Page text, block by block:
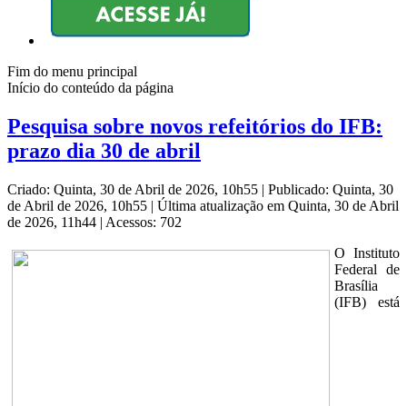
Fim do menu principal
Início do conteúdo da página
Pesquisa sobre novos refeitórios do IFB:
prazo dia 30 de abril
Criado: Quinta, 30 de Abril de 2026, 10h55 | Publicado: Quinta, 30
de Abril de 2026, 10h55 | Última atualização em Quinta, 30 de Abril
de 2026, 11h44 | Acessos: 702
O Instituto
Federal de
Brasília
(IFB) está